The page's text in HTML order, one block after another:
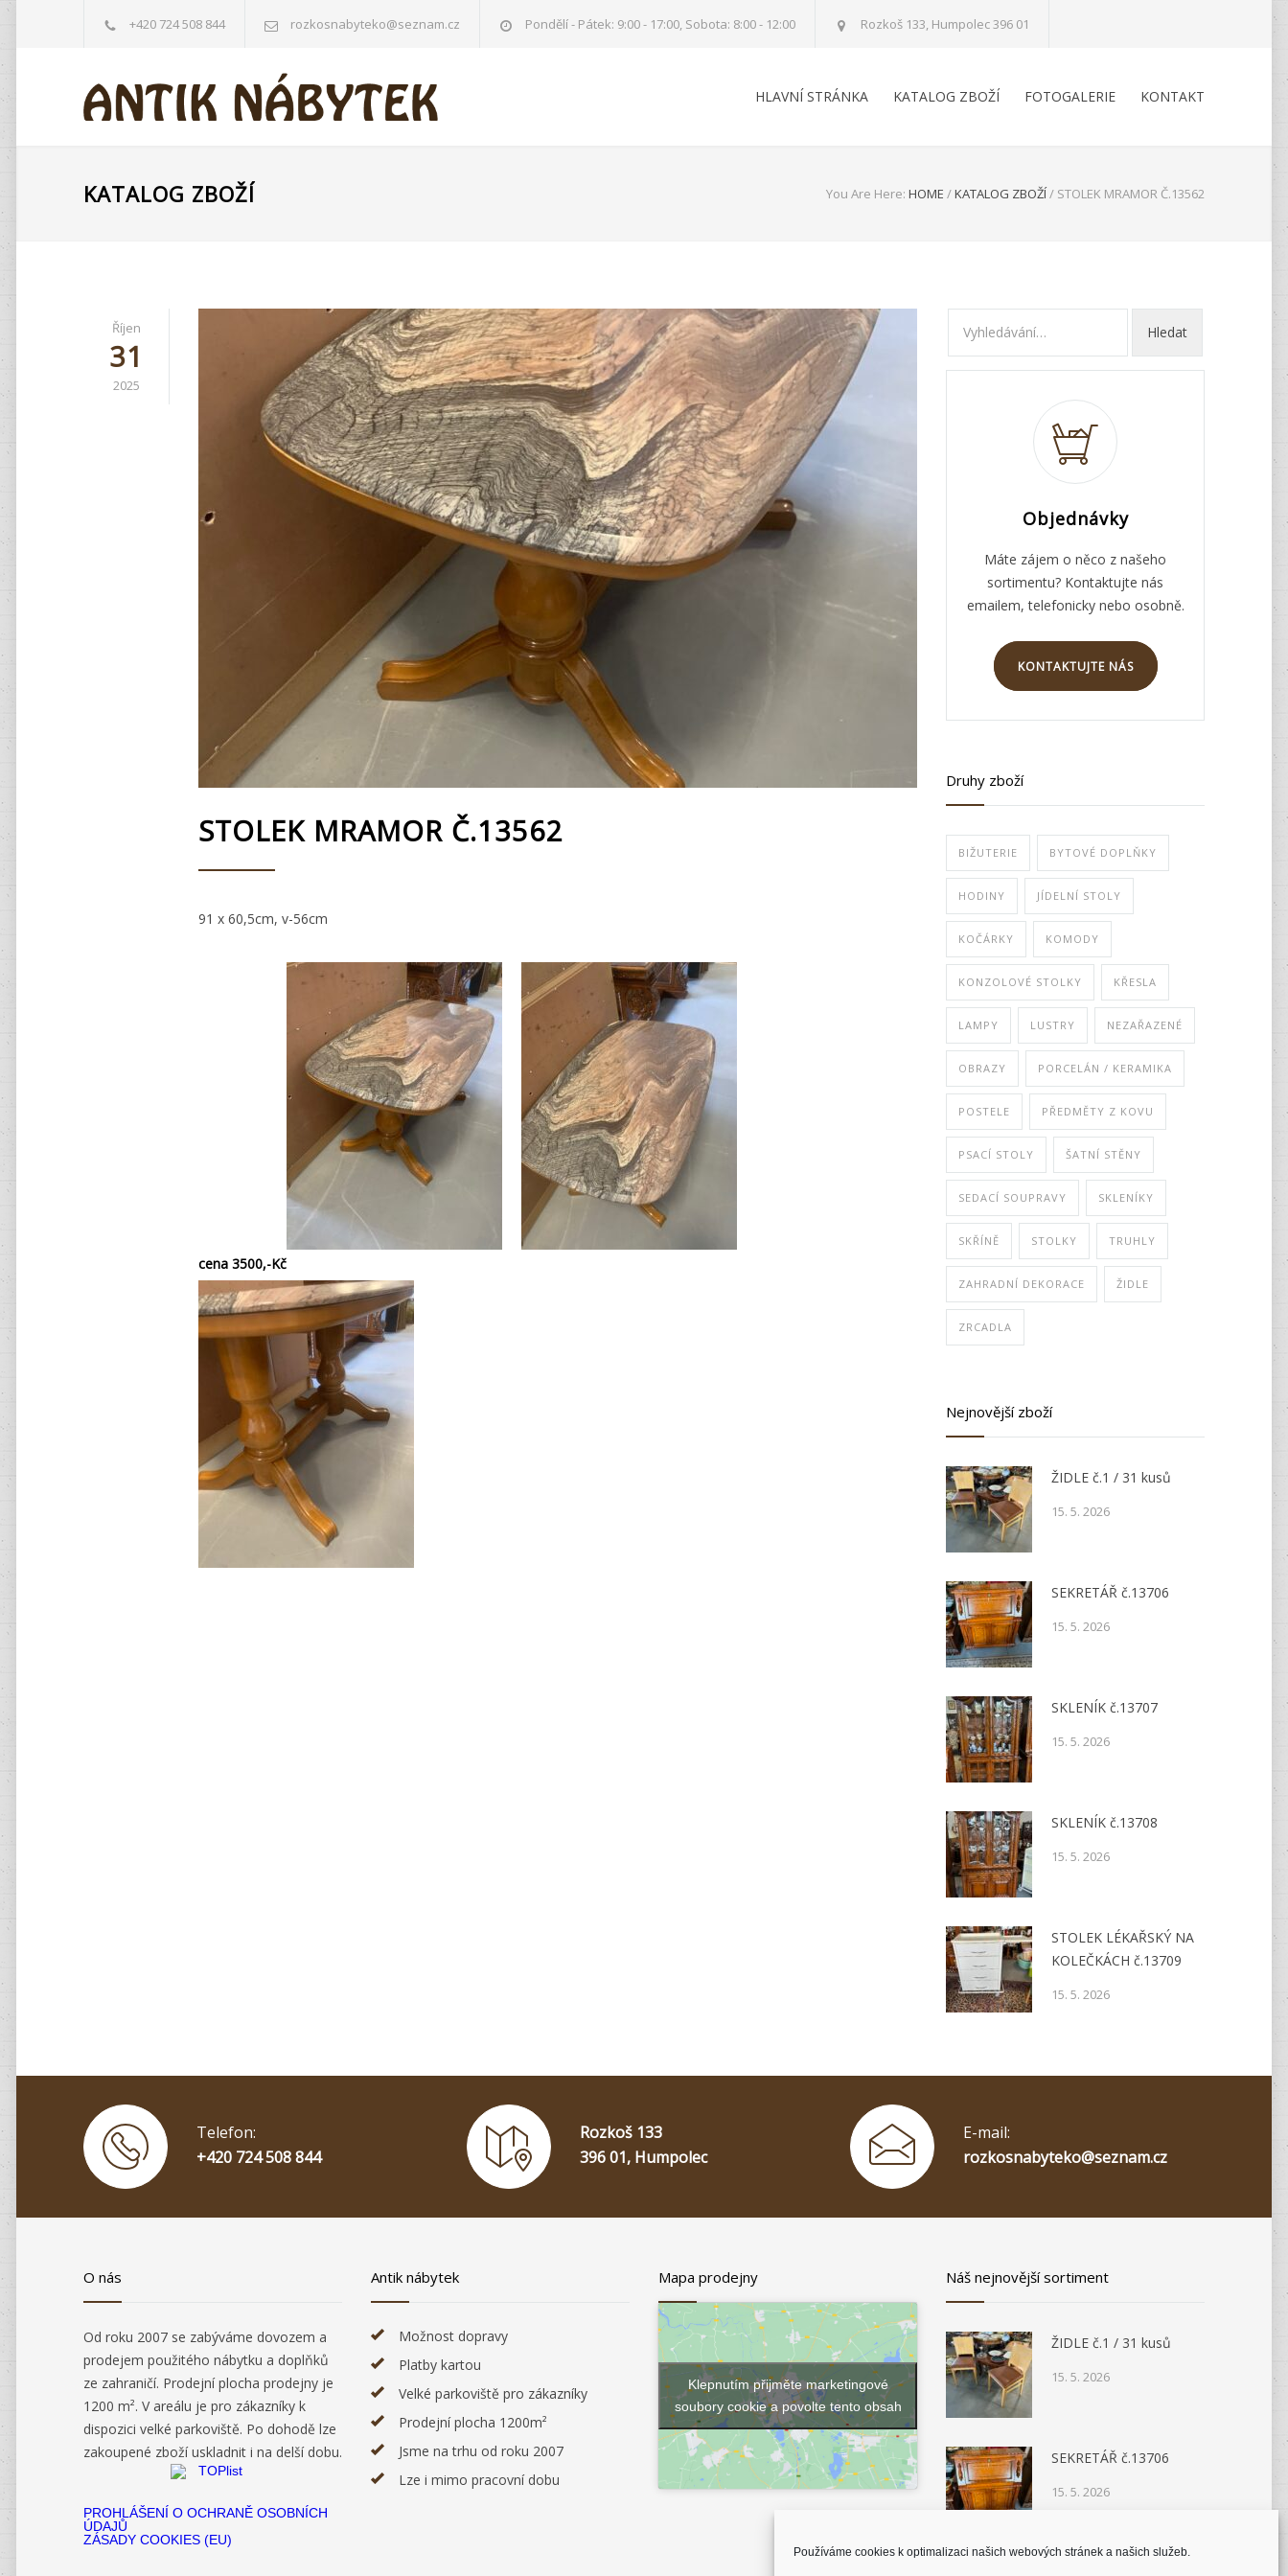
Používáme cookies k optimalizaci našich webových stránek a našich služeb.
+420 724 508 844 rozkosnabyteko@seznam.cz Pondělí - Pátek: 9:00 - 17:00, Sobota: 8:00 - 12:00 Rozkoš 133, Humpolec 396 01
HLAVNÍ STRÁNKA KATALOG ZBOŽÍ FOTOGALERIE KONTAKT
KATALOG ZBOŽÍ You Are Here: HOME /KATALOG ZBOŽÍ/ STOLEK MRAMOR Č.13562
Říjen
31
2025
STOLEK MRAMOR Č.13562
91 x 60,5cm, v-56cm
cena 3500,-Kč
Objednávky
Máte zájem o něco z našeho
sortimentu? Kontaktujte nás
emailem, telefonicky nebo osobně.
KONTAKTUJTE NÁS
Druhy zboží
BIŽUTERIE BYTOVÉ DOPLŇKY
HODINY JÍDELNÍ STOLY
KOČÁRKY KOMODY
KONZOLOVÉ STOLKY KŘESLA
LAMPY LUSTRY NEZAŘAZENÉ
OBRAZY PORCELÁN / KERAMIKA
POSTELE PŘEDMĚTY Z KOVU
PSACÍ STOLY ŠATNÍ STĚNY
SEDACÍ SOUPRAVY SKLENÍKY
SKŘÍNĚ STOLKY TRUHLY
ZAHRADNÍ DEKORACE ŽIDLE
ZRCADLA
Nejnovější zboží
ŽIDLE č.1 / 31 kusů
15. 5. 2026
SEKRETÁŘ č.13706
15. 5. 2026
SKLENÍK č.13707
15. 5. 2026
SKLENÍK č.13708
15. 5. 2026
STOLEK LÉKAŘSKÝ NA
KOLEČKÁCH č.13709
15. 5. 2026
Telefon:
+420 724 508 844
Rozkoš 133
396 01, Humpolec
E-mail:
rozkosnabyteko@seznam.cz
O nás
Od roku 2007 se zabýváme dovozem a
prodejem použitého nábytku a doplňků
ze zahraničí. Prodejní plocha prodejny je
1200 m². V areálu je pro zákazníky k
dispozici velké parkoviště. Po dohodě lze
zakoupené zboží uskladnit i na delší dobu.
PROHLÁŠENÍ O OCHRANĚ OSOBNÍCH
ÚDAJŮ
ZÁSADY COOKIES (EU)
Antik nábytek
Možnost dopravy
Platby kartou
Velké parkoviště pro zákazníky
Prodejní plocha 1200m²
Jsme na trhu od roku 2007
Lze i mimo pracovní dobu
Mapa prodejny
Klepnutím přijměte marketingové
soubory cookie a povolte tento obsah
Náš nejnovější sortiment
ŽIDLE č.1 / 31 kusů
15. 5. 2026
SEKRETÁŘ č.13706
15. 5. 2026